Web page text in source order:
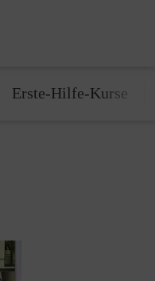
Erste-Hilfe-Kurse